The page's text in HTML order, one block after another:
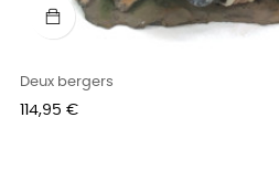
Deux bergers
Prix
114,95 €